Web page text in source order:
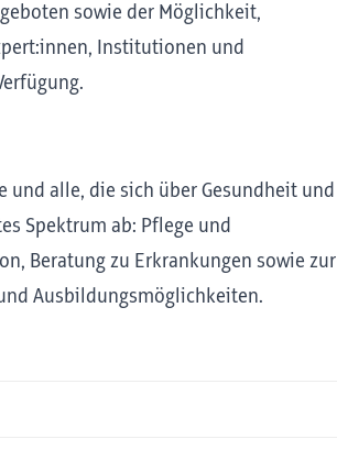
sowie der Möglichkeit,
Institutionen und
und alle, die sich über Gesundheit und
Spektrum ab: Pflege und
Beratung zu Erkrankungen sowie zur
Ausbildungsmöglichkeiten.